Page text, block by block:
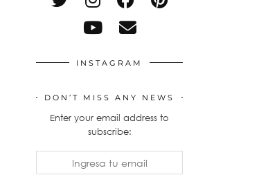
INSTAGRAM
DON’T MISS ANY NEWS
Enter your email address to
subscribe: